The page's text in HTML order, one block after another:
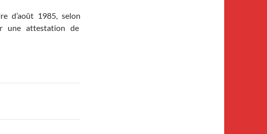
d’août 1985, selon
une attestation de